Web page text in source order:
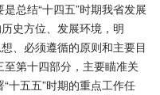
总结“十四五”时期我省发展
史方位、发展环境，明
、必须遵循的原则和主要目
第十四部分，主要瞄准关
十五五”时期的重点工作任